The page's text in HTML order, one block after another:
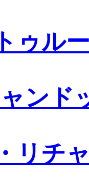
ゥル
ンド
リチ